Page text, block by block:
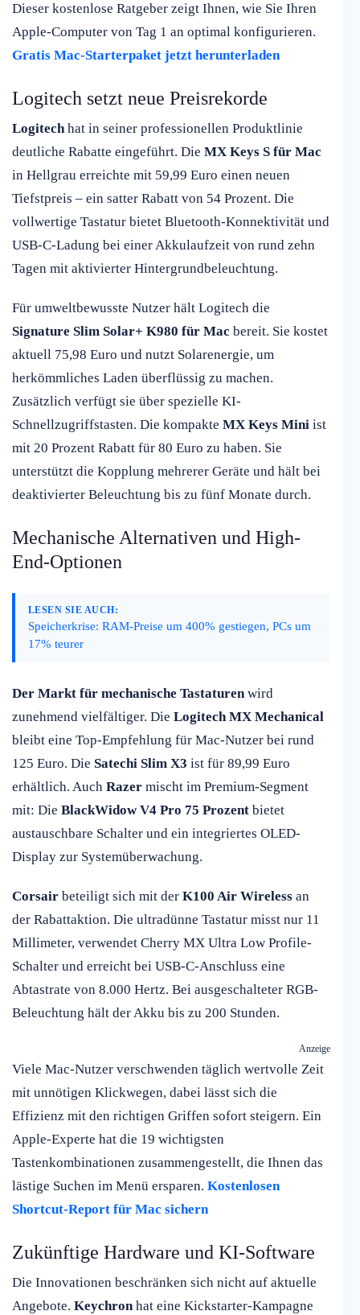
Dieser kostenlose Ratgeber zeigt Ihnen, wie Sie Ihren
Apple-Computer von Tag 1 an optimal konfigurieren.
Gratis Mac-Starterpaket jetzt herunterladen
Logitech setzt neue Preisrekorde
Logitechhat in seiner professionellen Produktlinie
deutliche Rabatte eingeführt. Die MX Keys S für Mac
in Hellgrau erreichte mit 59,99 Euro einen neuen
Tiefstpreis – ein satter Rabatt von 54 Prozent. Die
vollwertige Tastatur bietet Bluetooth-Konnektivität und
USB-C-Ladung bei einer Akkulaufzeit von rund zehn
Tagen mit aktivierter Hintergrundbeleuchtung.
Für umweltbewusste Nutzer hält Logitech die
Signature Slim Solar+ K980 für Mac bereit. Sie kostet
aktuell 75,98 Euro und nutzt Solarenergie, um
herkömmliches Laden überflüssig zu machen.
Zusätzlich verfügt sie über spezielle KI-
Schnellzugriffstasten. Die kompakte MX Keys Mini ist
mit 20 Prozent Rabatt für 80 Euro zu haben. Sie
unterstützt die Kopplung mehrerer Geräte und hält bei
deaktivierter Beleuchtung bis zu fünf Monate durch.
Mechanische Alternativen und High-
End-Optionen
LESEN SIE AUCH:
Speicherkrise: RAM-Preise um 400% gestiegen, PCs um
17% teurer
Der Markt für mechanische Tastaturenwird
zunehmend vielfältiger. Die Logitech MX Mechanical
bleibt eine Top-Empfehlung für Mac-Nutzer bei rund
125 Euro. Die Satechi Slim X3 ist für 89,99 Euro
erhältlich. Auch Razer mischt im Premium-Segment
mit: Die BlackWidow V4 Pro 75 Prozent bietet
austauschbare Schalter und ein integriertes OLED-
Display zur Systemüberwachung.
Corsair beteiligt sich mit der K100 Air Wireless an
der Rabattaktion. Die ultradünne Tastatur misst nur 11
Millimeter, verwendet Cherry MX Ultra Low Profile-
Schalter und erreicht bei USB-C-Anschluss eine
Abtastrate von 8.000 Hertz. Bei ausgeschalteter RGB-
Beleuchtung hält der Akku bis zu 200 Stunden.
Anzeige
Viele Mac-Nutzer verschwenden täglich wertvolle Zeit
mit unnötigen Klickwegen, dabei lässt sich die
Effizienz mit den richtigen Griffen sofort steigern. Ein
Apple-Experte hat die 19 wichtigsten
Tastenkombinationen zusammengestellt, die Ihnen das
lästige Suchen im Menü ersparen. Kostenlosen
Shortcut-Report für Mac sichern
Zukünftige Hardware und KI-Software
Die Innovationen beschränken sich nicht auf aktuelle
Angebote. Keychronhat eine Kickstarter-Kampagne